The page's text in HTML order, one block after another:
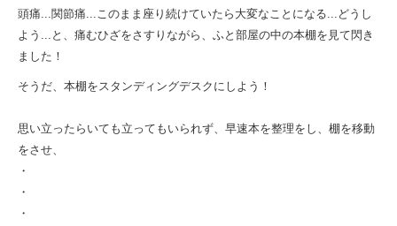
頭痛...関節痛...このまま座り続けていたら大変なことになる...どうし
よう...と、痛むひざをさすりながら、ふと部屋の中の本棚を見て閃き
ました！
そうだ、本棚をスタンディングデスクにしよう！
思い立ったらいても立ってもいられず、早速本を整理をし、棚を移動
をさせ、
・
・
・